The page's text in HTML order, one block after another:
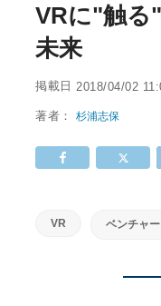
VRに"触る
未来
掲載日 2018/04/02
著者：杉浦志保
VR ベンチャー